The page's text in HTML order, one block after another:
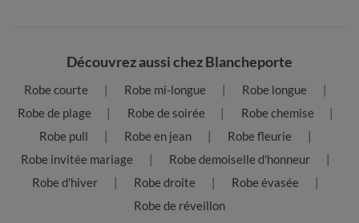
Découvrez aussi chez Blancheporte
Robe courte Robe mi-longue
Robe longue
Robe de plage
Robe de soirée
Robe chemise
Robe pull
Robe en jean
Robe fleurie
Robe invitée mariage
Robe demoiselle d'honneur
Robe d'hiver
Robe droite
Robe évasée
Robe de réveillon